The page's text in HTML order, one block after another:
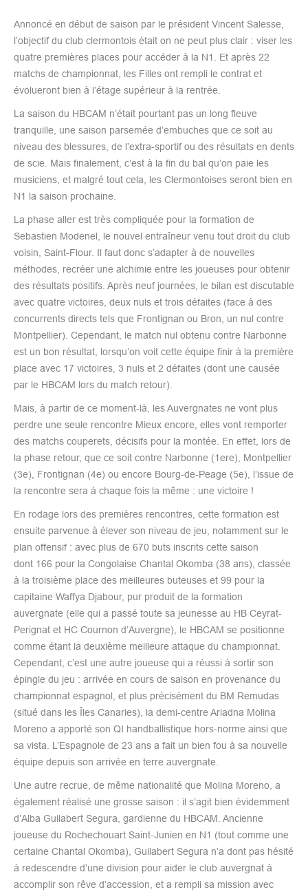
Annoncé en début de saison par le président Vincent Salesse,
l’objectif du club clermontois était on ne peut plus clair : viser les
quatre premières places pour accéder à la N1. Et après 22
matchs de championnat, les Filles ont rempli le contrat et
évolueront bien à l’étage supérieur à la rentrée.
La saison du HBCAM n’était pourtant pas un long fleuve
tranquille, une saison parsemée d’embuches que ce soit au
niveau des blessures, de l’extra-sportif ou des résultats en dents
de scie. Mais finalement, c’est à la fin du bal qu’on paie les
musiciens, et malgré tout cela, les Clermontoises seront bien en
N1 la saison prochaine.
La phase aller est très compliquée pour la formation de
Sebastien Modenel, le nouvel entraîneur venu tout droit du club
voisin, Saint-Flour. Il faut donc s’adapter à de nouvelles
méthodes, recréer une alchimie entre les joueuses pour obtenir
des résultats positifs. Après neuf journées, le bilan est discutable
avec quatre victoires, deux nuls et trois défaites (face à des
concurrents directs tels que Frontignan ou Bron, un nul contre
Montpellier). Cependant, le match nul obtenu contre Narbonne
est un bon résultat, lorsqu’on voit cette équipe finir à la première
place avec 17 victoires, 3 nuls et 2 défaites (dont une causée
par le HBCAM lors du match retour).
Mais, à partir de ce moment-là, les Auvergnates ne vont plus
perdre une seule rencontre Mieux encore, elles vont remporter
des matchs couperets, décisifs pour la montée. En effet, lors de
la phase retour, que ce soit contre Narbonne (1ere), Montpellier
(3e), Frontignan (4e) ou encore Bourg-de-Peage (5e), l’issue de
la rencontre sera à chaque fois la même : une victoire !
En rodage lors des premières rencontres, cette formation est
ensuite parvenue à élever son niveau de jeu, notamment sur le
plan offensif : avec plus de 670 buts inscrits cette saison
dont 166 pour la Congolaise Chantal Okomba (38 ans), classée
à la troisième place des meilleures buteuses et 99 pour la
capitaine Waffya Djabour, pur produit de la formation
auvergnate (elle qui a passé toute sa jeunesse au HB Ceyrat-
Perignat et HC Cournon d’Auvergne), le HBCAM se positionne
comme étant la deuxième meilleure attaque du championnat.
Cependant, c’est une autre joueuse qui a réussi à sortir son
épingle du jeu : arrivée en cours de saison en provenance du
championnat espagnol, et plus précisément du BM Remudas
(situé dans les Îles Canaries), la demi-centre Ariadna Molina
Moreno a apporté son QI handballistique hors-norme ainsi que
sa vista. L’Espagnole de 23 ans a fait un bien fou à sa nouvelle
équipe depuis son arrivée en terre auvergnate.
Une autre recrue, de même nationalité que Molina Moreno, a
également réalisé une grosse saison : il s’agit bien évidemment
d’Alba Guilabert Segura, gardienne du HBCAM. Ancienne
joueuse du Rochechouart Saint-Junien en N1 (tout comme une
certaine Chantal Okomba), Guilabert Segura n’a dont pas hésité
à redescendre d’une division pour aider le club auvergnat à
accomplir son rêve d’accession, et a rempli sa mission avec